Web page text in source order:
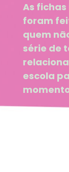
As
foram
quem
série de
escola